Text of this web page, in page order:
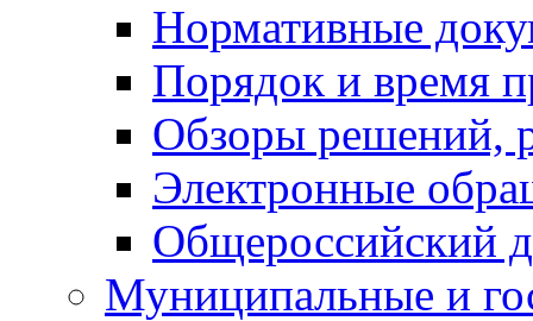
Нормативные
Порядок и время
Обзоры решений,
Электронные
Общероссийский
Муниципальные и